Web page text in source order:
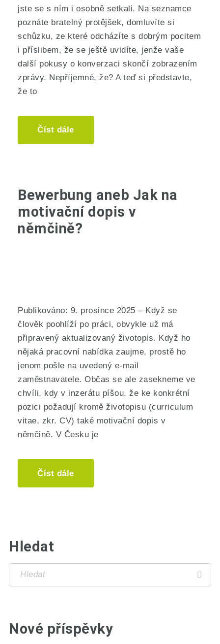
jste se s ním i osobně setkali. Na seznamce
poznáte bratelný protějšek, domluvíte si
schůzku, ze které odcházíte s dobrým pocitem
i příslibem, že se ještě uvidíte, jenže vaše
další pokusy o konverzaci skončí zobrazením
zprávy. Nepříjemné, že? A teď si představte,
že to
Číst dále
Bewerbung aneb Jak na
motivační dopis v
němčině?
Publikováno: 9. prosince 2025 – Když se
člověk poohlíží po práci, obvykle už má
připravený aktualizovaný životopis. Když ho
nějaká pracovní nabídka zaujme, prostě ho
jenom pošle na uvedený e-mail
zaměstnavatele. Občas se ale zasekneme ve
chvíli, kdy v inzerátu píšou, že ke konkrétní
pozici požadují kromě životopisu (curriculum
vitae, zkr. CV) také motivační dopis v
němčině. V Česku je
Číst dále
Hledat
Nové příspěvky